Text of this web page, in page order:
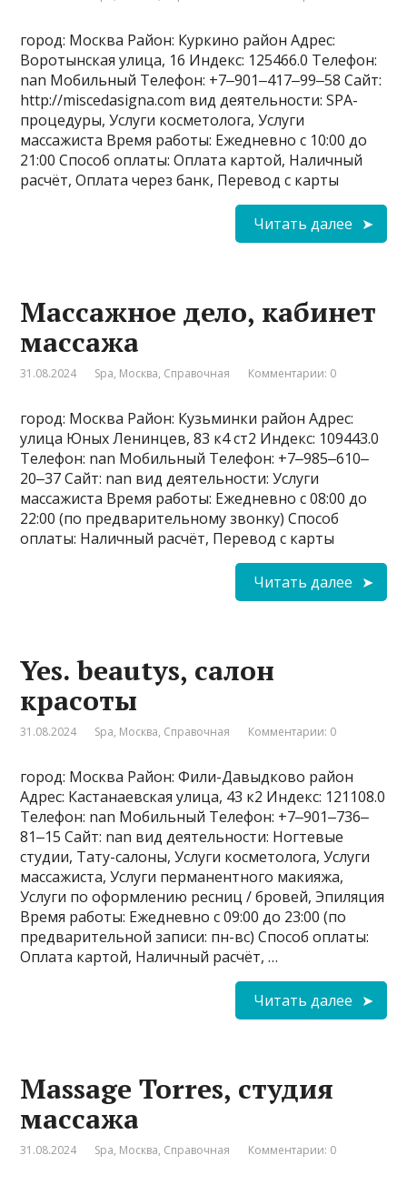
город: Москва Район: Куркино район Адрес:
Воротынская улица, 16 Индекс: 125466.0 Телефон:
nan Мобильный Телефон: +7‒901‒417‒99‒58 Сайт:
http://miscedasigna.com вид деятельности: SPA-
процедуры, Услуги косметолога, Услуги
массажиста Время работы: Ежедневно с 10:00 до
21:00 Способ оплаты: Оплата картой, Наличный
расчёт, Оплата через банк, Перевод с карты
Читать далее
Массажное дело, кабинет
массажа
31.08.2024 Spa, Москва, Справочная Комментарии: 0
город: Москва Район: Кузьминки район Адрес:
улица Юных Ленинцев, 83 к4 ст2 Индекс: 109443.0
Телефон: nan Мобильный Телефон: +7‒985‒610‒
20‒37 Сайт: nan вид деятельности: Услуги
массажиста Время работы: Ежедневно с 08:00 до
22:00 (по предварительному звонку) Способ
оплаты: Наличный расчёт, Перевод с карты
Читать далее
Yes. beautys, салон
красоты
31.08.2024 Spa, Москва, Справочная Комментарии: 0
город: Москва Район: Фили-Давыдково район
Адрес: Кастанаевская улица, 43 к2 Индекс: 121108.0
Телефон: nan Мобильный Телефон: +7‒901‒736‒
81‒15 Сайт: nan вид деятельности: Ногтевые
студии, Тату-салоны, Услуги косметолога, Услуги
массажиста, Услуги перманентного макияжа,
Услуги по оформлению ресниц / бровей, Эпиляция
Время работы: Ежедневно с 09:00 до 23:00 (по
предварительной записи: пн-вс) Способ оплаты:
Оплата картой, Наличный расчёт, …
Читать далее
Massage Torres, студия
массажа
31.08.2024 Spa, Москва, Справочная Комментарии: 0